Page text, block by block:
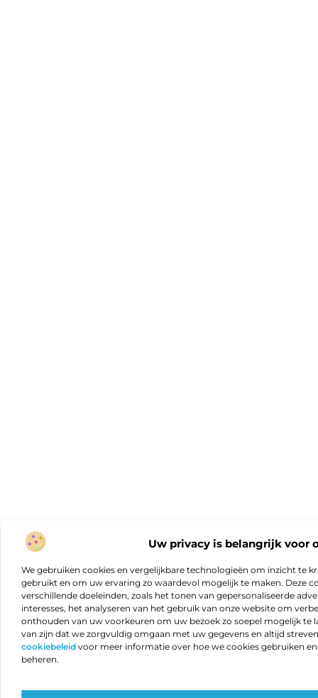
Uw privacy is belangrijk voor
We gebruiken cookies en vergelijkbare technologieën om inzicht te
gebruikt en om uw ervaring zo waardevol mogelijk te maken. Deze
verschillende doeleinden, zoals het tonen van gepersonaliseerde
interesses, het analyseren van het gebruik van onze website om
onthouden van uw voorkeuren om uw bezoek zo soepel mogelijk te
van zijn dat we zorgvuldig omgaan met uw gegevens en altijd
cookiebeleid voor meer informatie over hoe we cookies gebruiken
beheren.